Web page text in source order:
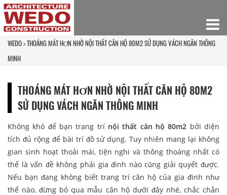
WEDO THOÁNG MÁT HƠN NHỜ NỘI THẤT CĂN HỘ 80M2 SỬ DỤNG VÁCH NGĂN THÔNG
MINH
THOÁNG MÁT HƠN NHỜ NỘI THẤT CĂN HỘ 80M2
SỬ DỤNG VÁCH NGĂN THÔNG MINH
Không khó để bạn trang trí nội thất căn hộ 80m2 bởi diện
tích đủ rộng để bài trí đồ sử dụng. Tuy nhiên mang lại không
gian sinh hoạt thoải mái, tiện nghi và thông thoáng nhất có
thể là vấn đề không phải gia đình nào cũng giải quyết được.
Nếu bạn đang không biết trang trí căn hộ của gia đình như
thế nào, đừng bỏ qua mẫu căn hộ dưới đây nhé, chắc chắn